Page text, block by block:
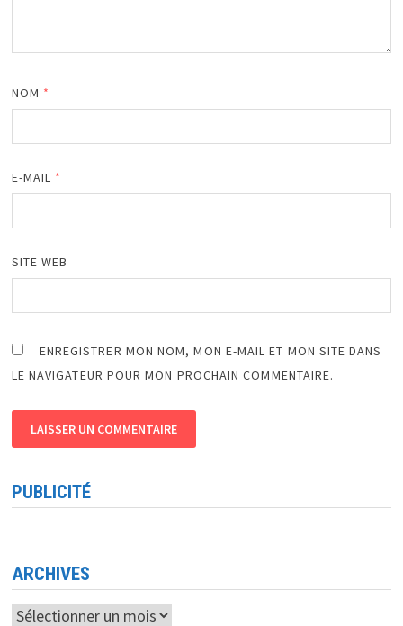
NOM *
E-MAIL *
SITE WEB
ENREGISTRER MON NOM, MON E-MAIL ET MON SITE DANS
LE NAVIGATEUR POUR MON PROCHAIN COMMENTAIRE.
PUBLICITÉ
ARCHIVES
Archives